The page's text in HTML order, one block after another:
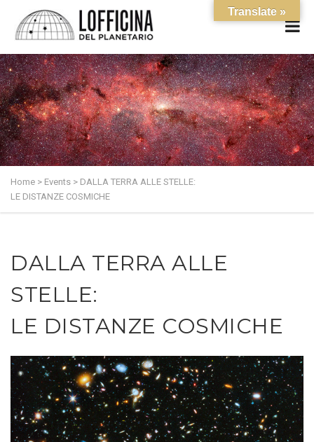
Home > Events > DALLA TERRA ALLE STELLE:
LE DISTANZE COSMICHE
DALLA TERRA ALLE
STELLE:
LE DISTANZE COSMICHE
Translate »